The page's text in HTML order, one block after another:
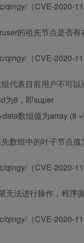
qingy/（CVE-2020-
的祖先节点是否
qingy/（CVE-2020-
代表目前用户不可
为8，即super
数组值为array (8
数组中的叶子节点
qingy/（CVE-2020-
无法进行操作，程序
qingy/（CVE-2020-